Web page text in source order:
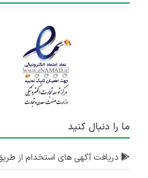
ما را دنبال کنید
دریافت آگهی های استخدام از